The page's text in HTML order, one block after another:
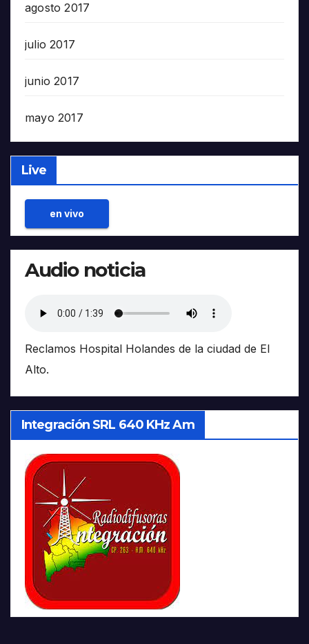
agosto 2017
julio 2017
junio 2017
mayo 2017
Live
en vivo
Audio noticia
Reclamos Hospital Holandes de la ciudad de El
Alto.
Integración SRL 640 KHz Am